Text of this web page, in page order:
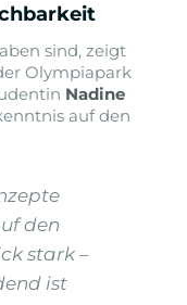
sind, zeigt
Olympiapark
Nadine
auf den
den
stark –
ist